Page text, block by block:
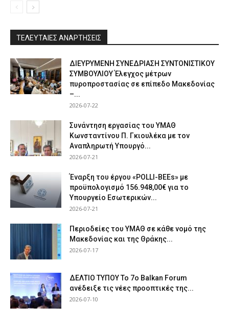
ΤΕΛΕΥΤΑΙΕΣ ΑΝΑΡΤΗΣΕΙΣ
ΔΙΕΥΡΥΜΕΝΗ ΣΥΝΕΔΡΙΑΣΗ ΣΥΝΤΟΝΙΣΤΙΚΟΥ
ΣΥΜΒΟΥΛΙΟΥ Έλεγχος μέτρων
πυροπροστασίας σε επίπεδο Μακεδονίας
–...
2026-07-22
Συνάντηση εργασίας του ΥΜΑΘ
Κωνσταντίνου Π. Γκιουλέκα με τον
Αναπληρωτή Υπουργό...
2026-07-21
Έναρξη του έργου «POLLI-BEEs» με
προϋπολογισμό 156.948,00€ για το
Υπουργείο Εσωτερικών...
2026-07-21
Περιοδείες του ΥΜΑΘ σε κάθε νομό της
Μακεδονίας και της Θράκης...
2026-07-17
ΔΕΛΤΙΟ ΤΥΠΟΥ Το 7ο Balkan Forum
ανέδειξε τις νέες προοπτικές της...
2026-07-10